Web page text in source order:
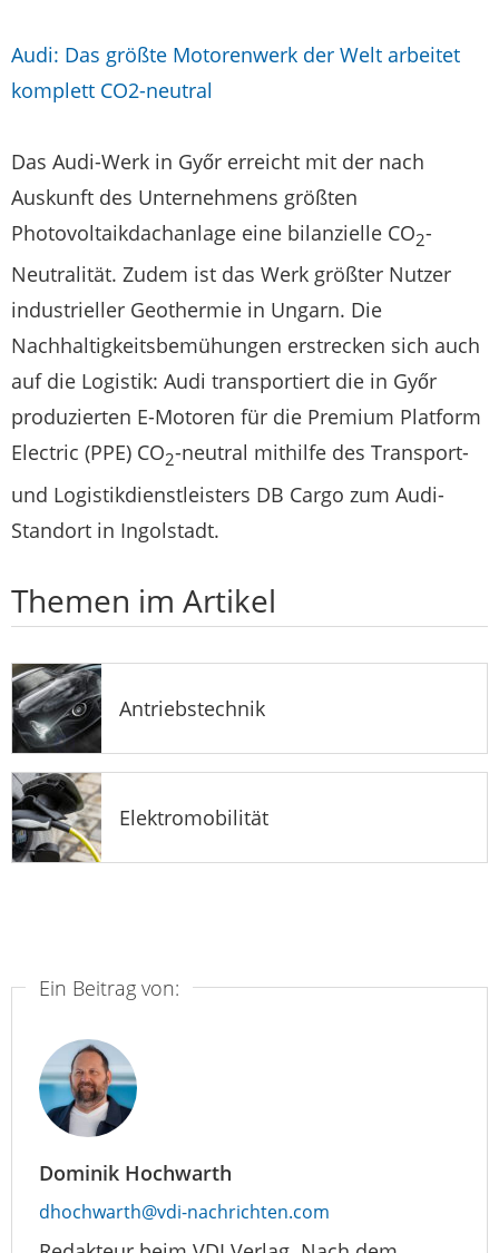
Audi: Das größte Motorenwerk der Welt arbeitet
komplett CO2-neutral
Das Audi-Werk in Győr erreicht mit der nach
Auskunft des Unternehmens größten
Photovoltaikdachanlage eine bilanzielle CO2-
Neutralität. Zudem ist das Werk größter Nutzer
industrieller Geothermie in Ungarn. Die
Nachhaltigkeitsbemühungen erstrecken sich auch
auf die Logistik: Audi transportiert die in Győr
produzierten E-Motoren für die Premium Platform
Electric (PPE) CO2-neutral mithilfe des Transport-
und Logistikdienstleisters DB Cargo zum Audi-
Standort in Ingolstadt.
Themen im Artikel
Antriebstechnik
Elektromobilität
Ein Beitrag von:
Dominik Hochwarth
dhochwarth@vdi-nachrichten.com